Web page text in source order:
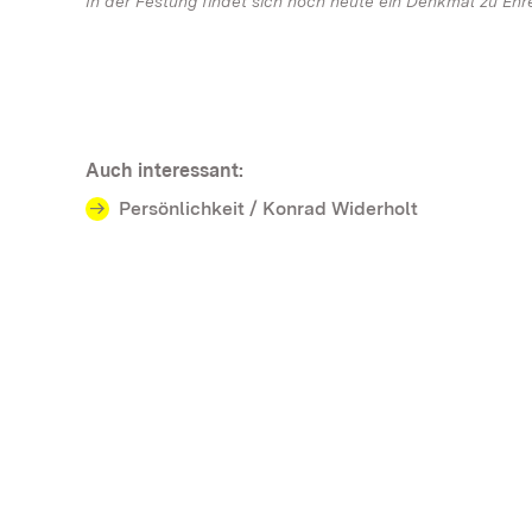
Auch interessant:
Persönlichkeit / Konrad Widerholt